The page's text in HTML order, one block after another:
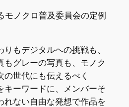
モノクロ普及委員会の定例
もデジタルへの挑戦も、
もグレーの写真も、モノク
の世代にも伝えるべく
キーワードに、メンバーそ
れない自由な発想で作品を